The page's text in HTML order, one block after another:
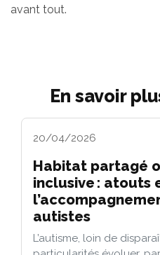
avant tout.
En savoir
20/04/2026
Habitat partagé
inclusive : atouts
autistes
L’autisme, loin de